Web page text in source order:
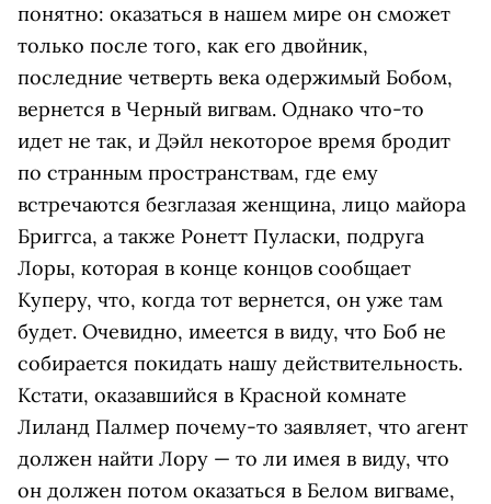
понятно: оказаться в нашем мире он сможет
только после того, как его двойник,
последние четверть века одержимый Бобом,
вернется в Черный вигвам. Однако что-то
идет не так, и Дэйл некоторое время бродит
по странным пространствам, где ему
встречаются безглазая женщина, лицо майора
Бриггса, а также Ронетт Пуласки, подруга
Лоры, которая в конце концов сообщает
Куперу, что, когда тот вернется, он уже там
будет. Очевидно, имеется в виду, что Боб не
собирается покидать нашу действительность.
Кстати, оказавшийся в Красной комнате
Лиланд Палмер почему-то заявляет, что агент
должен найти Лору — то ли имея в виду, что
он должен потом оказаться в Белом вигваме,